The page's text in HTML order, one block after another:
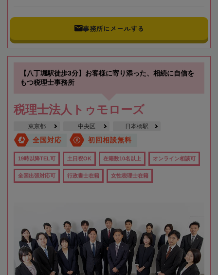
事務所にメールする
【八丁堀駅徒歩3分】お客様に寄り添った、相続に自信を
もつ税理士事務所
税理士法人トゥモローズ
東京都 中央区 日本橋駅
全国対応 初回相談無料
19時以降TEL可 土日祝OK 在籍数10名以上 オンライン相談可
全国出張対応可 行政書士在籍 女性税理士在籍